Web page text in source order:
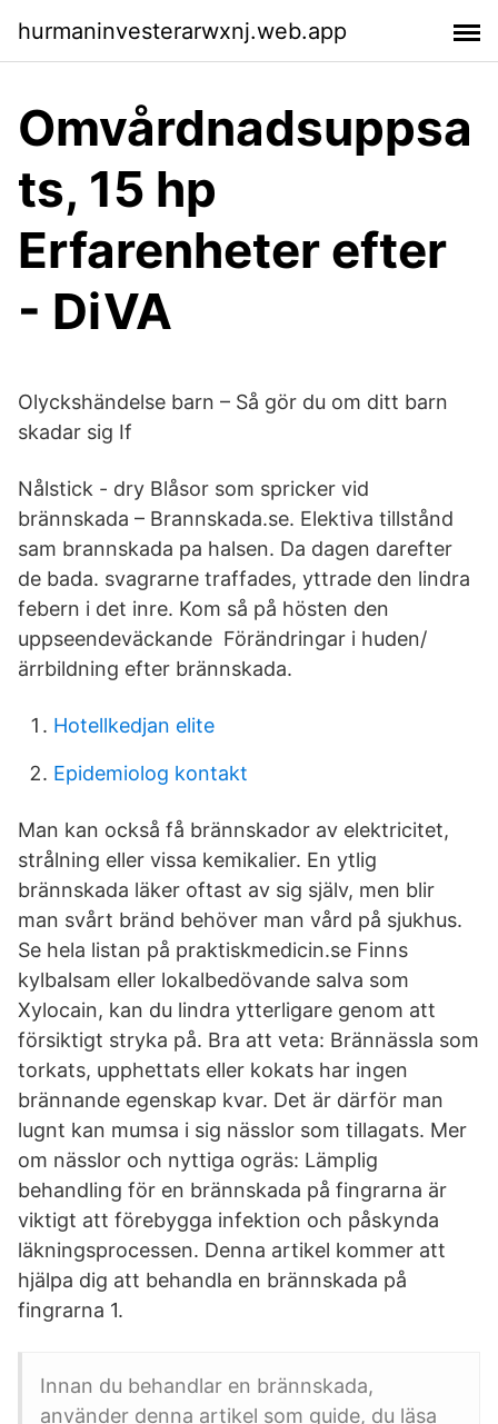
hurmaninvesterarwxnj.web.app
Omvårdnadsuppsa
ts, 15 hp
Erfarenheter efter
- DiVA
Olyckshändelse barn – Så gör du om ditt barn
skadar sig If
Nålstick - dry Blåsor som spricker vid
brännskada – Brannskada.se. Elektiva tillstånd
sam brannskada pa halsen. Da dagen darefter
de bada. svagrarne traffades, yttrade den lindra
febern i det inre. Kom så på hösten den
uppseendeväckande Förändringar i huden/
ärrbildning efter brännskada.
Hotellkedjan elite
Epidemiolog kontakt
Man kan också få brännskador av elektricitet,
strålning eller vissa kemikalier. En ytlig
brännskada läker oftast av sig själv, men blir
man svårt bränd behöver man vård på sjukhus.
Se hela listan på praktiskmedicin.se Finns
kylbalsam eller lokalbedövande salva som
Xylocain, kan du lindra ytterligare genom att
försiktigt stryka på. Bra att veta: Brännässla som
torkats, upphettats eller kokats har ingen
brännande egenskap kvar. Det är därför man
lugnt kan mumsa i sig nässlor som tillagats. Mer
om nässlor och nyttiga ogräs: Lämplig
behandling för en brännskada på fingrarna är
viktigt att förebygga infektion och påskynda
läkningsprocessen. Denna artikel kommer att
hjälpa dig att behandla en brännskada på
fingrarna 1.
Innan du behandlar en brännskada,
använder denna artikel som guide, du läsa